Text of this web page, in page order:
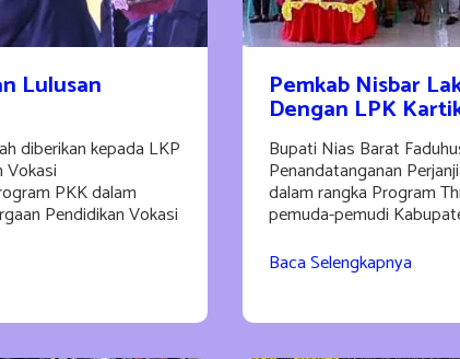
Lulusan
diberikan kepada LKP
Vokasi
PKK dalam
Pendidikan Vokasi
Pemkab Nisbar
Dengan LPK
Bupati Nias Barat
Penandatanganan
dalam rangka Program
pemuda-pemudi
Baca Selengkapnya